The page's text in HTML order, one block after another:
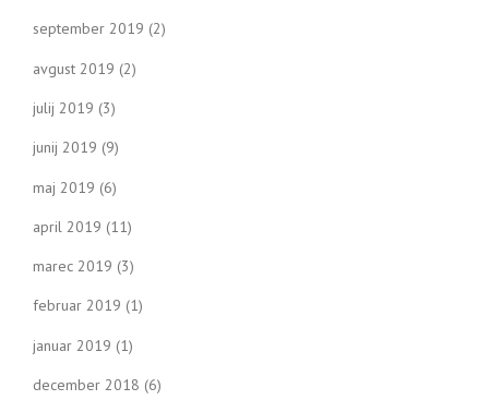
september 2019 (2)
avgust 2019 (2)
julij 2019 (3)
junij 2019 (9)
maj 2019 (6)
april 2019 (11)
marec 2019 (3)
februar 2019 (1)
januar 2019 (1)
december 2018 (6)